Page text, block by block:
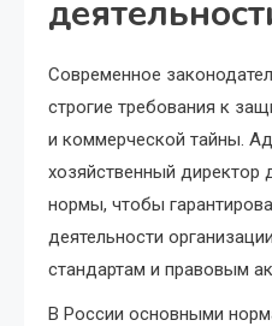
Современное
строгие требования к
и коммерческой тайны.
хозяйственный директор
нормы, чтобы
деятельности
стандартам и правовым
В России основными